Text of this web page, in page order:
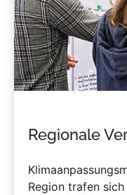
Regionale
Region trafen